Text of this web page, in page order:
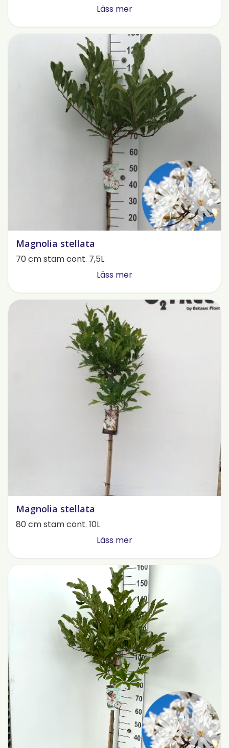
Läss mer
Magnolia stellata
70 cm stam cont. 7,5L
Läss mer
Magnolia stellata
80 cm stam cont. 10L
Läss mer